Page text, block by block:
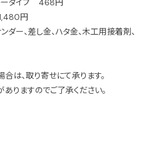
ータイプ 468円
円
ダー、差し金、ハタ金、木工用接着剤、
は、取り寄せにて承ります。
りますのでご了承ください。